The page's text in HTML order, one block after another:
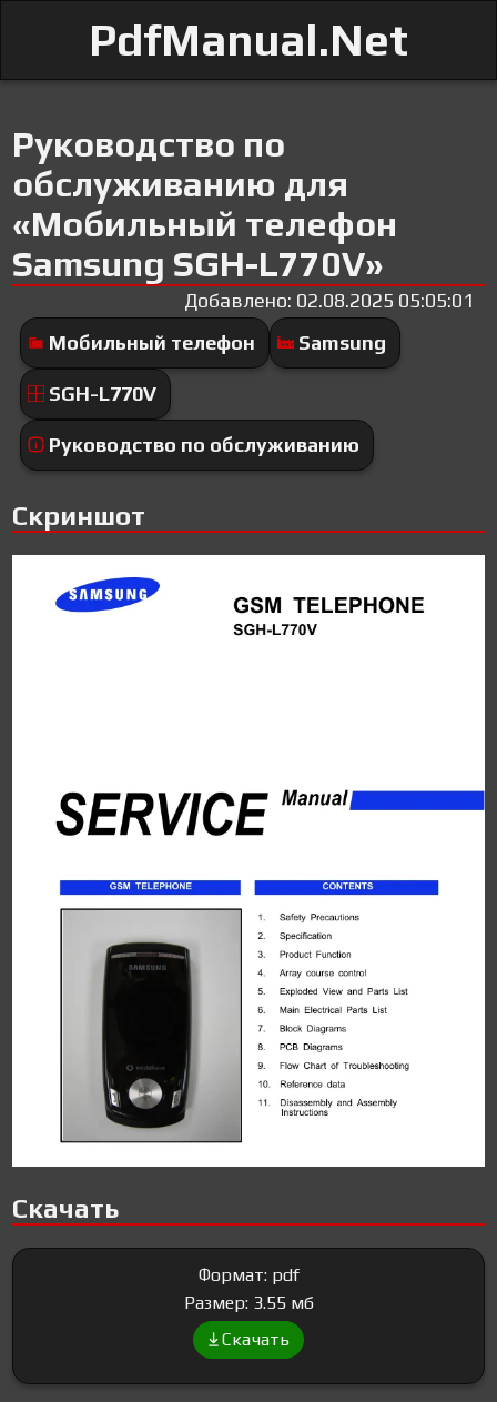
PdfManual.Net
Руководство по
обслуживанию для
«Мобильный телефон
Samsung SGH-L770V»
Добавлено: 02.08.2025 05:05:01
Мобильный телефон
Samsung
SGH-L770V
Руководство по обслуживанию
Скриншот
Скачать
Формат: pdf
Размер: 3.55 мб
Скачать